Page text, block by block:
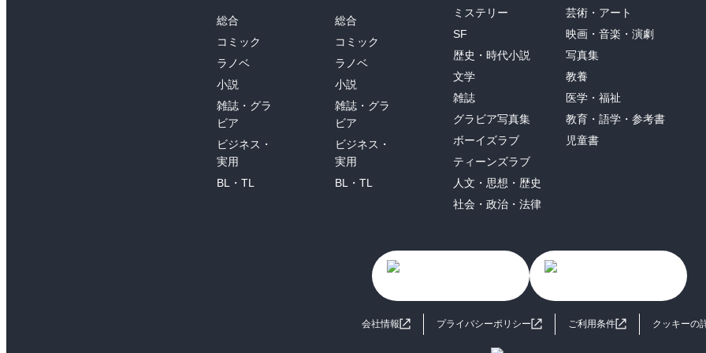
総合
コミック
ラノベ
小説
雑誌・グラ
ビア
ビジネス・
実用
BL・TL
総合
コミック
ラノベ
小説
雑誌・グラ
ビア
ビジネス・
実用
BL・TL
ミステリー
SF
歴史・時代小説
文学
雑誌
グラビア写真集
ボーイズラブ
ティーンズラブ
人文・思想・歴史
社会・政治・法律
芸術・アート
映画・音楽・演劇
写真集
教養
医学・福祉
教育・語学・参考書
児童書
会社情報 プライバシーポリシー ご利用条件 クッキーの